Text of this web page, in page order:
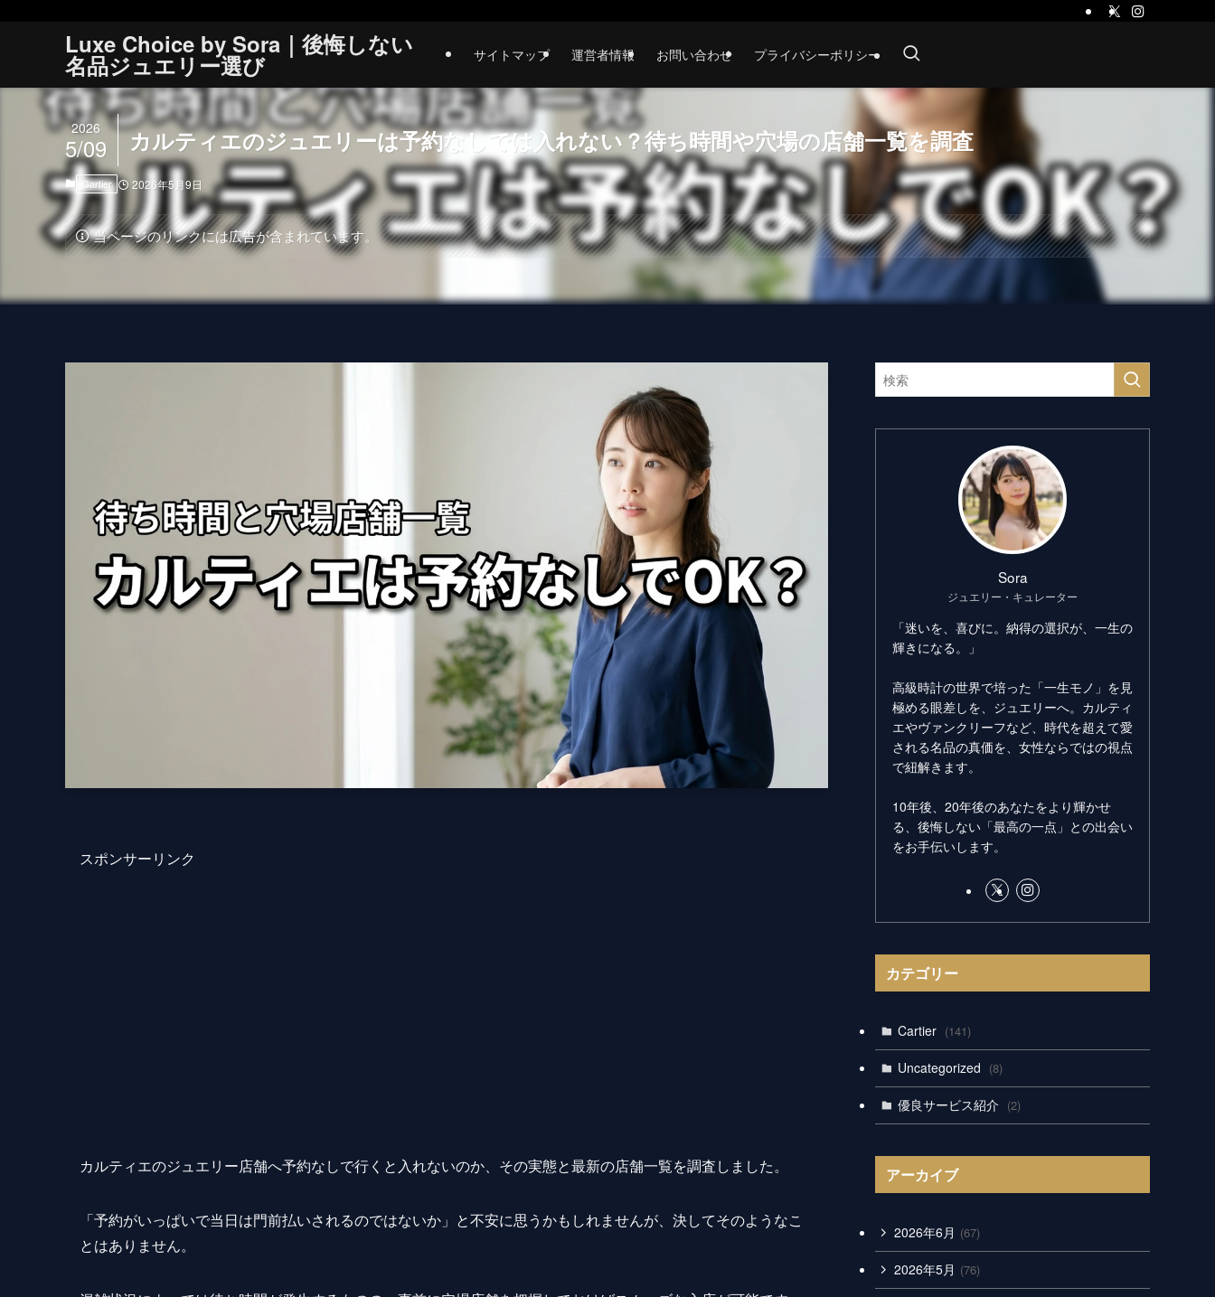
Luxe Choice by Sora｜後悔しない
名品ジュエリー選び サイトマップ 運営者情報 お問い合わせ プライバシーポリシー
カルティエのジュエリーは予約なしでは入れない？待ち時間や穴場の店舗一覧を調査
2026
5/09
Cartier 2026年5月9日
当ページのリンクには広告が含まれています。
スポンサーリンク
カルティエのジュエリー店舗へ予約なしで行くと入れないのか、その実態と最新の店舗一覧を調査しました。
「予約がいっぱいで当日は門前払いされるのではないか」と不安に思うかもしれませんが、決してそのようなこ
とはありません。
Sora
ジュエリー・キュレーター
「迷いを、喜びに。納得の選択が、一生の
輝きになる。」
高級時計の世界で培った「一生モノ」を見
極める眼差しを、ジュエリーへ。カルティ
エやヴァンクリーフなど、時代を超えて愛
される名品の真価を、女性ならではの視点
で紐解きます。
10年後、20年後のあなたをより輝かせ
る、後悔しない「最高の一点」との出会い
をお手伝いします。
カテゴリー
Cartier (141)
Uncategorized (8)
優良サービス紹介 (2)
アーカイブ
2026年6月 (67)
2026年5月 (76)